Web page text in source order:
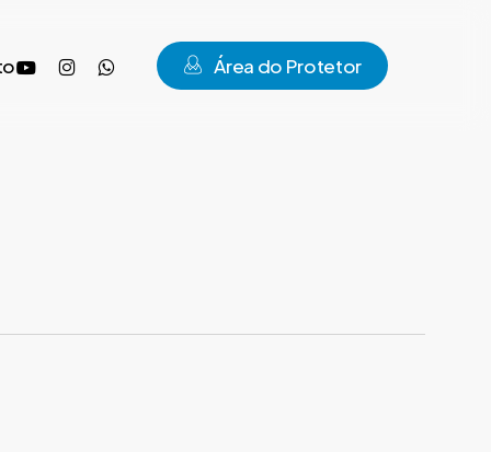
youtubeinstagramwhatsapp Área do Protetor